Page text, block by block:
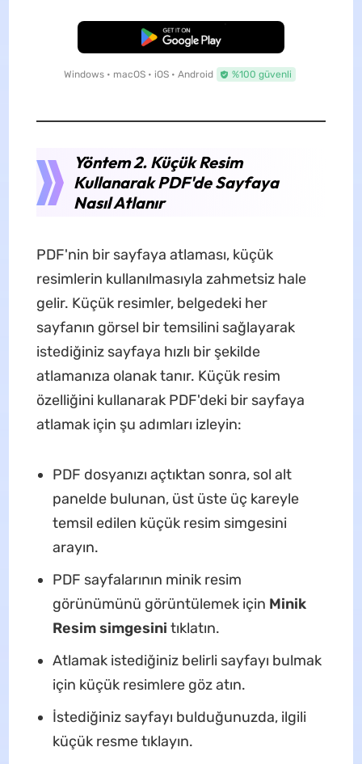
Ücretsiz İndirme
Windows • macOS • iOS • Android %100 güvenli
Yöntem 2. Küçük Resim
Kullanarak PDF'de Sayfaya
Nasıl Atlanır
PDF'nin bir sayfaya atlaması, küçük
resimlerin kullanılmasıyla zahmetsiz hale
gelir. Küçük resimler, belgedeki her
sayfanın görsel bir temsilini sağlayarak
istediğiniz sayfaya hızlı bir şekilde
atlamanıza olanak tanır. Küçük resim
özelliğini kullanarak PDF'deki bir sayfaya
atlamak için şu adımları izleyin:
PDF dosyanızı açtıktan sonra, sol alt
panelde bulunan, üst üste üç kareyle
temsil edilen küçük resim simgesini
arayın.
PDF sayfalarının minik resim
görünümünü görüntülemek için Minik
Resim simgesini tıklatın.
Atlamak istediğiniz belirli sayfayı bulmak
için küçük resimlere göz atın.
İstediğiniz sayfayı bulduğunuzda, ilgili
küçük resme tıklayın.